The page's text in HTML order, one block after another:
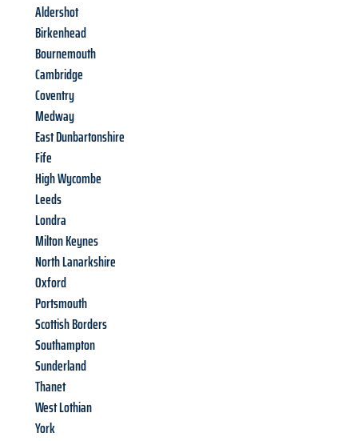
Aldershot
Birkenhead
Bournemouth
Cambridge
Coventry
Medway
East Dunbartonshire
Fife
High Wycombe
Leeds
Londra
Milton Keynes
North Lanarkshire
Oxford
Portsmouth
Scottish Borders
Southampton
Sunderland
Thanet
West Lothian
York